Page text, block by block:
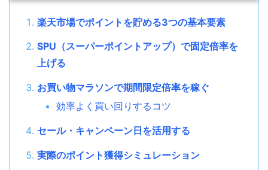
楽天市場でポイントを貯める3つの基本要素
SPU（スーパーポイントアップ）で固定倍率を
上げる
お買い物マラソンで期間限定倍率を稼ぐ
効率よく買い回りするコツ
セール・キャンペーン日を活用する
実際のポイント獲得シミュレーション